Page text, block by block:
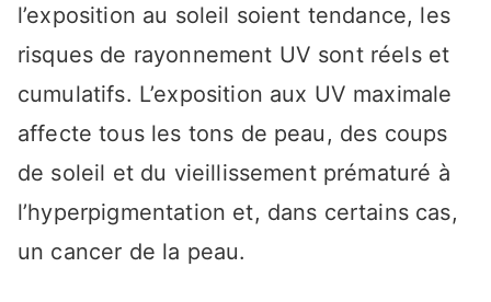
l’exposition au soleil soient tendance, les
risques de rayonnement UV sont réels et
cumulatifs. L’exposition aux UV maximale
affecte tous les tons de peau, des coups
de soleil et du vieillissement prématuré à
l’hyperpigmentation et, dans certains cas,
un cancer de la peau.